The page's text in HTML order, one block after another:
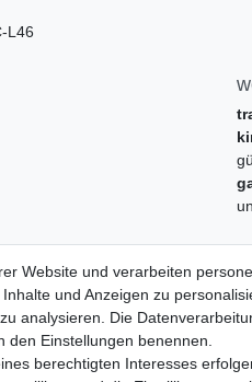
L46
Website und verarbeiten
und Anzeigen zu
analysieren. Die
Einstellungen benennen.
berechtigten Interesses